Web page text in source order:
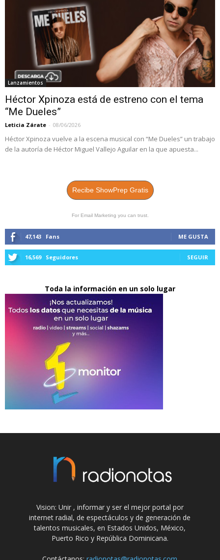
Lanzamientos
Héctor Xpinoza está de estreno con el tema
“Me Dueles”
Leticia Zárate - 08/06/2026
Héctor Xpinoza vuelve a la escena musical con “Me Dueles” un trabajo
de la autoría de Héctor Miguel Vallejo Aguilar en la que apuesta...
Recibe ShowPrep Gratis
For Email Marketing you can trust.
47,143 Fans ME GUSTA
16,569 Seguidores SEGUIR
Toda la información en un solo lugar
Vision: Unir , informar y ser el mejor portal por
internet radial, de espectáculos y de generación de
talentos musicales, en Estados Unidos, México,
Puerto Rico y República Dominicana.